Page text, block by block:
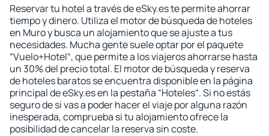
Reservar tu hotel a través de eSky.es te permite ahorrar
tiempo y dinero. Utiliza el motor de búsqueda de hoteles
en Muro y busca un alojamiento que se ajuste a tus
necesidades. Mucha gente suele optar por el paquete
“Vuelo+Hotel“, que permite a los viajeros ahorrarse hasta
un 30% del precio total. El motor de búsqueda y reserva
de hoteles baratos se encuentra disponible en la página
principal de eSky.es en la pestaña “Hoteles“. Si no estás
seguro de si vas a poder hacer el viaje por alguna razón
inesperada, comprueba si tu alojamiento ofrece la
posibilidad de cancelar la reserva sin coste.